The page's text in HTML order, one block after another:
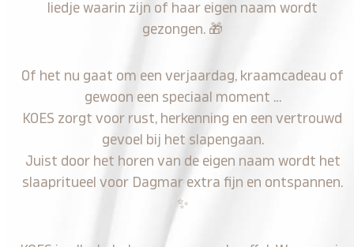
liedje waarin zijn of haar eigen naam wordt
gezongen. 🎁
Of het nu gaat om een verjaardag, kraamcadeau of
gewoon een speciaal moment …
KOES zorgt voor rust, herkenning en een vertrouwd
gevoel bij het slapengaan.
Juist door het horen van de eigen naam wordt het
slaapritueel voor Dagmar extra fijn en ontspannen.
✨